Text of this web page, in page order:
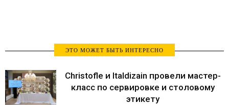
ЭТО МОЖЕТ БЫТЬ ИНТЕРЕСНО
Christofle и Italdizain провели мастер-
класс по сервировке и столовому
этикету